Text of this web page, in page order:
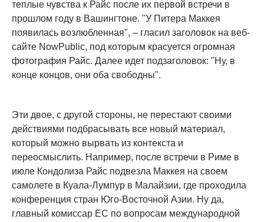
теплые чувства к Райс после их первой встречи в
прошлом году в Вашингтоне. "У Питера Маккея
появилась возлюбленная", – гласил заголовок на веб-
сайте NowPublic, под которым красуется огромная
фотография Райс. Далее идет подзаголовок: "Ну, в
конце концов, они оба свободны".
Эти двое, с другой стороны, не перестают своими
действиями подбрасывать все новый материал,
который можно вырвать из контекста и
переосмыслить. Например, после встречи в Риме в
июле Кондолиза Райс подвезла Маккея на своем
самолете в Куала-Лумпур в Малайзии, где проходила
конференция стран Юго-Восточной Азии. Ну да,
главный комиссар ЕС по вопросам международной